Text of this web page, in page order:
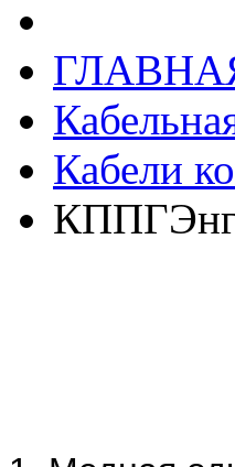
Кабели